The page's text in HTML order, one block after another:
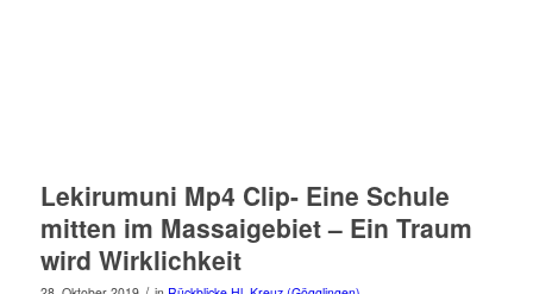
Lekirumuni Mp4 Clip- Eine Schule
mitten im Massaigebiet – Ein Traum
wird Wirklichkeit